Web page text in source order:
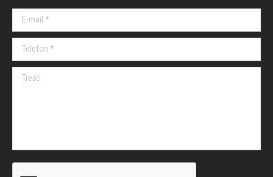
E-mail *
Telefon *
Treść